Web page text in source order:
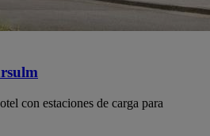
con estaciones de carga para